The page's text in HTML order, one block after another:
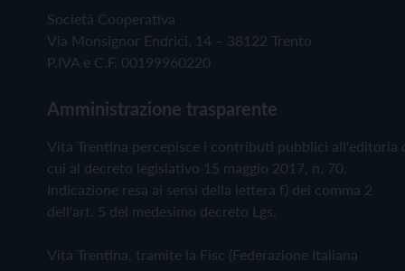
Società Cooperativa
Via Monsignor Endrici, 14 – 38122 Trento
P.IVA e C.F. 00199960220
Amministrazione trasparente
Vita Trentina percepisce i contributi pubblici all'editoria
cui al decreto legislativo 15 maggio 2017, n. 70.
Indicazione resa ai sensi della lettera f) del comma 2
dell'art. 5 del medesimo decreto Lgs.
Vita Trentina, tramite la Fisc (Federazione Italiana